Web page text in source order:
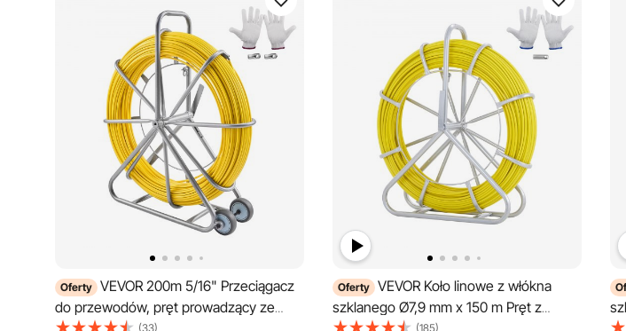
Oferty VEVOR 200m 5/16" Przeciągacz
do przewodów, pręt prowadzący ze
(33)
Oferty VEVOR Koło linowe z włókna
szklanego Ø7,9 mm x 150 m Pręt z
(185)